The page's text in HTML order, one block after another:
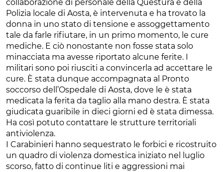
collaborazione di personale della Questura e della
Polizia locale di Aosta, è intervenuta e ha trovato la
donna in uno stato di tensione e assoggettamento
tale da farle rifiutare, in un primo momento, le cure
mediche. E ciò nonostante non fosse stata solo
minacciata ma avesse riportato alcune ferite. I
militari sono poi riusciti a convincerla ad accettare le
cure. È stata dunque accompagnata al Pronto
soccorso dell’Ospedale di Aosta, dove le è stata
medicata la ferita da taglio alla mano destra. È stata
giudicata guaribile in dieci giorni ed è stata dimessa.
Ha così potuto contattare le strutture territoriali
antiviolenza.
I Carabinieri hanno sequestrato le forbici e ricostruito
un quadro di violenza domestica iniziato nel luglio
scorso, fatto di continue liti e aggressioni mai